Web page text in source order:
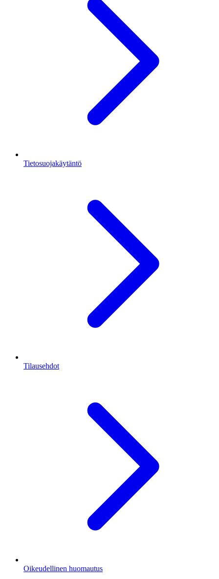
Tietosuojakäytäntö
Tilausehdot
Oikeudellinen huomautus